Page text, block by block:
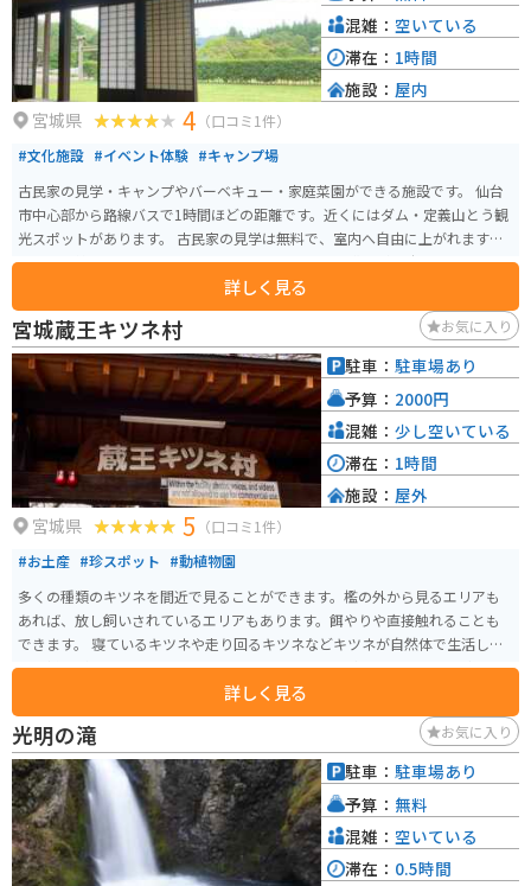
宮城県 4 （口コミ1件）
#文化施設 #イベント体験 #キャンプ場
古民家の見学・キャンプやバーベキュー・家庭菜園ができる施設です。 仙台
市中心部から路線バスで1時間ほどの距離です。近くにはダム・定義山とう観
光スポットがあります。 古民家の見学は無料で、室内へ自由に上がれます。
ヨガや季節ごとのイベント会場にもなっています。 職員が常駐し、キャンプ
用品等の貸し出しなどをしています。大型バスも停められる駐車場があり、
施設も道路沿いで分かりやすいです。トイレもきれいです。
詳しく見る
混雑： 空いている
滞在： 1時間
施設： 屋内
宮城蔵王キツネ村 お気に入り
宮城県 5 （口コミ1件）
#お土産 #珍スポット #動植物園
多くの種類のキツネを間近で見ることができます。檻の外から見るエリアも
あれば、放し飼いされているエリアもあります。餌やりや直接触れることも
できます。 寝ているキツネや走り回るキツネなどキツネが自然体で生活して
いる様子がとても可愛いです。キツネの他にもウサギや、ポニー、ヤギも見
詳しく見る
駐車： 駐車場あり
予算： 2000円
混雑： 少し空いている
滞在： 1時間
施設： 屋外
光明の滝 お気に入り
駐車： 駐車場あり
予算： 無料
混雑： 空いている
滞在： 0.5時間